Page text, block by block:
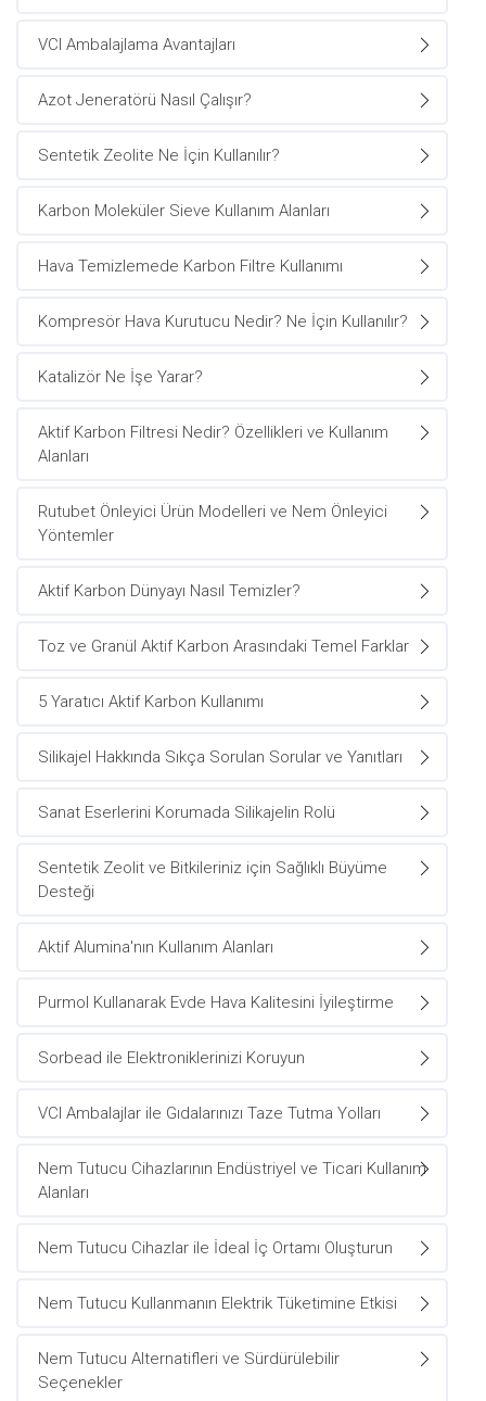
VCI Ambalajlama Avantajları
Azot Jeneratörü Nasıl Çalışır?
Sentetik Zeolite Ne İçin Kullanılır?
Karbon Moleküler Sieve Kullanım Alanları
Hava Temizlemede Karbon Filtre Kullanımı
Kompresör Hava Kurutucu Nedir? Ne İçin Kullanılır?
Katalizör Ne İşe Yarar?
Aktif Karbon Filtresi Nedir? Özellikleri ve Kullanım
Alanları
Rutubet Önleyici Ürün Modelleri ve Nem Önleyici
Yöntemler
Aktif Karbon Dünyayı Nasıl Temizler?
Toz ve Granül Aktif Karbon Arasındaki Temel Farklar
5 Yaratıcı Aktif Karbon Kullanımı
Silikajel Hakkında Sıkça Sorulan Sorular ve Yanıtları
Sanat Eserlerini Korumada Silikajelin Rolü
Sentetik Zeolit ve Bitkileriniz için Sağlıklı Büyüme
Desteği
Aktif Alumina'nın Kullanım Alanları
Purmol Kullanarak Evde Hava Kalitesini İyileştirme
Sorbead ile Elektroniklerinizi Koruyun
VCI Ambalajlar ile Gıdalarınızı Taze Tutma Yolları
Nem Tutucu Cihazlarının Endüstriyel ve Ticari Kullanım
Alanları
Nem Tutucu Cihazlar ile İdeal İç Ortamı Oluşturun
Nem Tutucu Kullanmanın Elektrik Tüketimine Etkisi
Nem Tutucu Alternatifleri ve Sürdürülebilir
Seçenekler